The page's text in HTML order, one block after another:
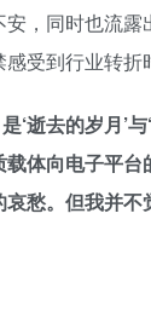
，同时也流
受到行业转折
‘逝去的岁月’
体向电子平
愁。但我并